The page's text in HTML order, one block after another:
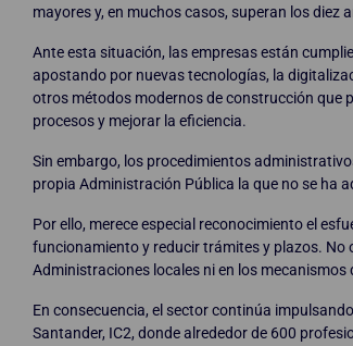
mayores y, en muchos casos, superan los diez
Ante esta situación, las empresas están
apostando por nuevas tecnologías, la
otros métodos modernos de construcción que
procesos y mejorar la eficiencia.
Sin embargo, los procedimientos
propia Administración Pública la que no se ha
Por ello, merece especial reconocimiento el
funcionamiento y reducir trámites y plazos. No
Administraciones locales ni en los
En consecuencia, el sector continúa
Santander, IC2, donde alrededor de 600